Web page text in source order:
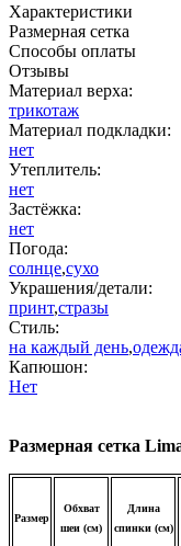
Характеристики
Размерная сетка
Способы оплаты
Отзывы
Материал верха:
трикотаж
Материал подкладки:
нет
Утеплитель:
нет
Застёжка:
нет
Погода:
солнце,сухо
Украшения/детали:
принт,стразы
Стиль:
на каждый день,
Капюшон:
Нет
Размерная сетка
Размер
Обхват
шеи (см)
Длина
спинки (см)